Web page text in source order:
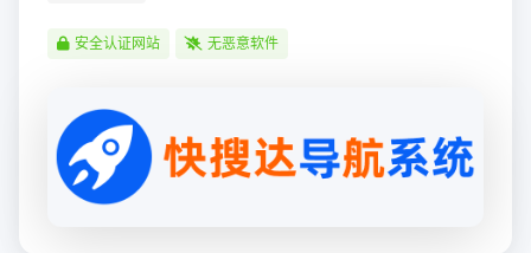
安全认证网站 无恶意软件